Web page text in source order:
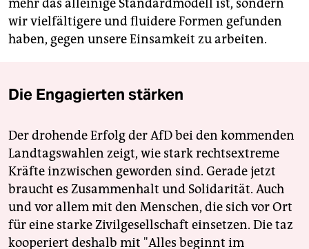
mehr das alleinige Standardmodell ist, sondern
wir vielfältigere und fluidere Formen gefunden
haben, gegen unsere Einsamkeit zu arbeiten.
Die Engagierten stärken
Der drohende Erfolg der AfD bei den kommenden
Landtagswahlen zeigt, wie stark rechtsextreme
Kräfte inzwischen geworden sind. Gerade jetzt
braucht es Zusammenhalt und Solidarität. Auch
und vor allem mit den Menschen, die sich vor Ort
für eine starke Zivilgesellschaft einsetzen. Die taz
kooperiert deshalb mit "Alles beginnt im